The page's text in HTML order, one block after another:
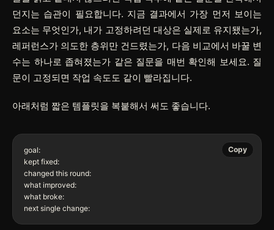
던지는 습관이 필요합니다. 지금 결과에서 가장 먼저 보이는
요소는 무엇인가, 내가 고정하려던 대상은 실제로 유지됐는가,
레퍼런스가 의도한 층위만 건드렸는가, 다음 비교에서 바꿀 변
수는 하나로 좁혀졌는가 같은 질문을 매번 확인해 보세요. 질
문이 고정되면 작업 속도도 같이 빨라집니다.
아래처럼 짧은 템플릿을 복붙해서 써도 좋습니다.
goal:
kept fixed:
changed this round:
what improved:
what broke:
Copy